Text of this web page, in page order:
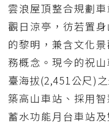
雲浪屋頂整合規劃
觀日涼亭，彷若置
的黎明，兼含文化
務概念。現今的祝
臺海拔(2,451公尺)
築高山車站、採用
蓄水功能月台車站